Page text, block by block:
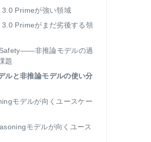
3.0 Primeが強い領域
3.0 Primeがまだ劣後する領
非推論モデルの過
題
ルと非推論モデルの使い分
モデルが向くユースケー
モデルが向くユース